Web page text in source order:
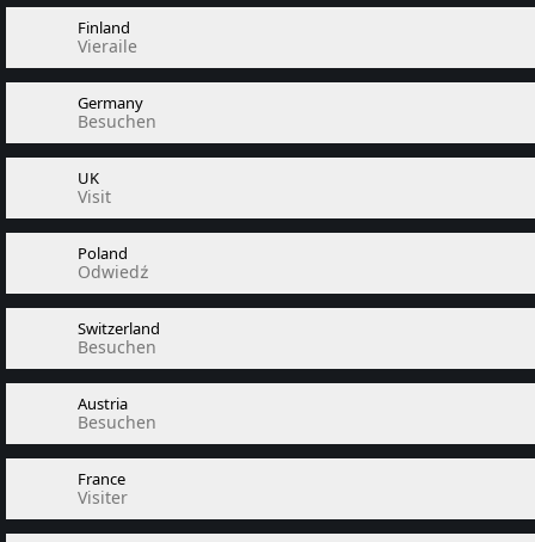
Finland
Vieraile
Germany
Besuchen
UK
Visit
Poland
Odwiedź
Switzerland
Besuchen
Austria
Besuchen
France
Visiter